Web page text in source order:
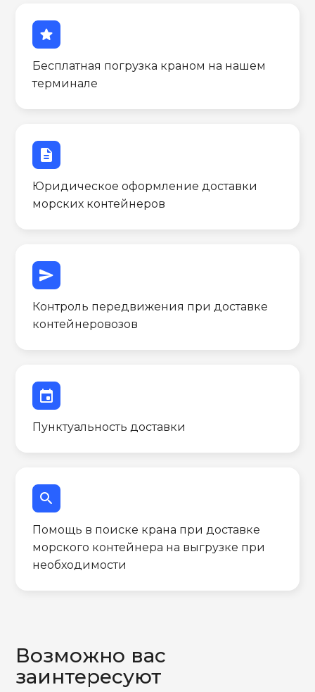
star
Бесплатная погрузка краном на нашем
терминале
description
Юридическое оформление доставки
морских контейнеров
send
Контроль передвижения при доставке
контейнеровозов
event
Пунктуальность доставки
search
Помощь в поиске крана при доставке
морского контейнера на выгрузке при
необходимости
Возможно вас
заинтересуют